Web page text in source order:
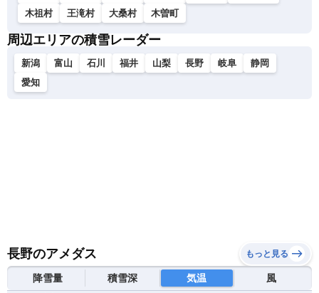
木祖村
王滝村 大桑村 木曽町
周辺エリアの積雪レーダー
新潟 富山 石川 福井 山梨 長野 岐阜
静岡
愛知
長野のアメダス もっと見る
降雪量 積雪深 気温 風